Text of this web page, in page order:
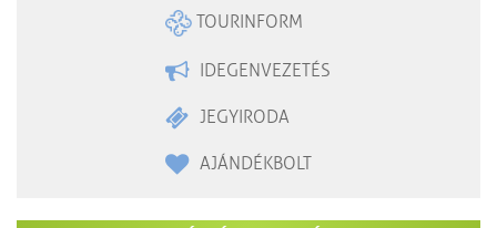
TOURINFORM
IDEGENVEZETÉS
JEGYIRODA
AJÁNDÉKBOLT